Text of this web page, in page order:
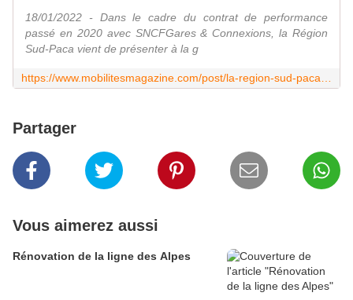
18/01/2022 - Dans le cadre du contrat de performance
passé en 2020 avec SNCFGares & Connexions, la Région
Sud-Paca vient de présenter à la g
Partager
Vous aimerez aussi
Rénovation de la ligne des Alpes